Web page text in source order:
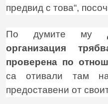
предвид с това“,
По думите му
организация
проверена по
са отивали там
предоставени от